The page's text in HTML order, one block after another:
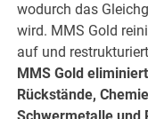
wodurch das
wird. MMS Gold
auf und
MMS Gold
Rückstände,